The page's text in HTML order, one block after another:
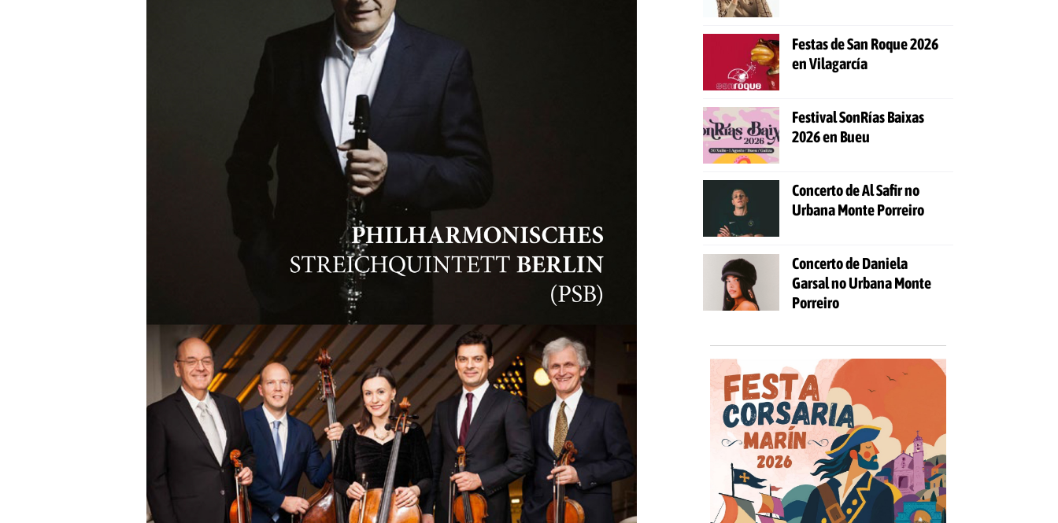
Festas de San Roque 2026
en Vilagarcía
Festival SonRías Baixas
2026 en Bueu
Concerto de Al Safir no
Urbana Monte Porreiro
Concerto de Daniela
Garsal no Urbana Monte
Porreiro